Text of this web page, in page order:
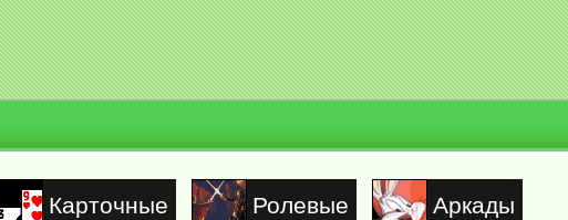
Карточные Ролевые Аркады